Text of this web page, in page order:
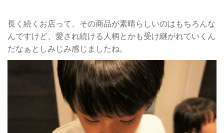
長く続くお店って、その商品が素晴らしいのはもちろんな
んですけど、愛され続ける人柄とかも受け継がれていくん
だなぁとしみじみ感じましたね。